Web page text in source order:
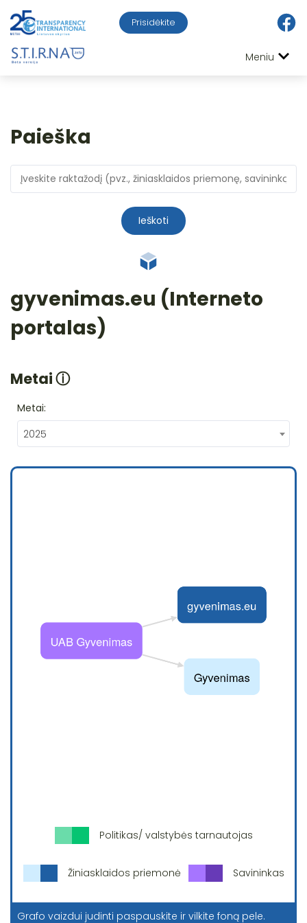
Prisidėkite
Meniu
Paieška
Ieškoti
gyvenimas.eu (Interneto
portalas)
Metaiⓘ
Metai:
2025
Politikas/ valstybės tarnautojas
Žiniasklaidos priemonė Savininkas
Grafo vaizdui judinti paspauskite ir vilkite foną pele.